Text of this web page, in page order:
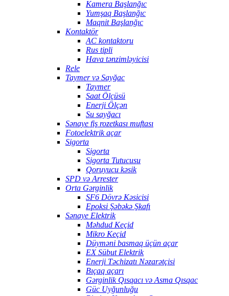
Kamera Başlanğıc
Yumşaq Başlanğıc
Maqnit Başlanğıc
Kontaktör
AC kontaktoru
Rus tipli
Hava tənzimləyicisi
Rele
Taymer və Sayğac
Taymer
Saat Ölçüsü
Enerji Ölçən
Su sayğacı
Sənaye fiş rozetkası muftası
Fotoelektrik açar
Sigorta
Sigorta
Sigorta Tutucusu
Qoruyucu kəsik
SPD və Arrester
Orta Gərginlik
SF6 Dövrə Kəsicisi
Epoksi Şəbəkə Şkafı
Sənaye Elektrik
Məhdud Keçid
Mikro Keçid
Düyməni basmaq üçün açar
EX Sübut Elektrik
Enerji Təchizatı Nəzarətçisi
Bıçaq açarı
Gərginlik Qısqacı və Asma Qısqac
Güc Uyğunluğu